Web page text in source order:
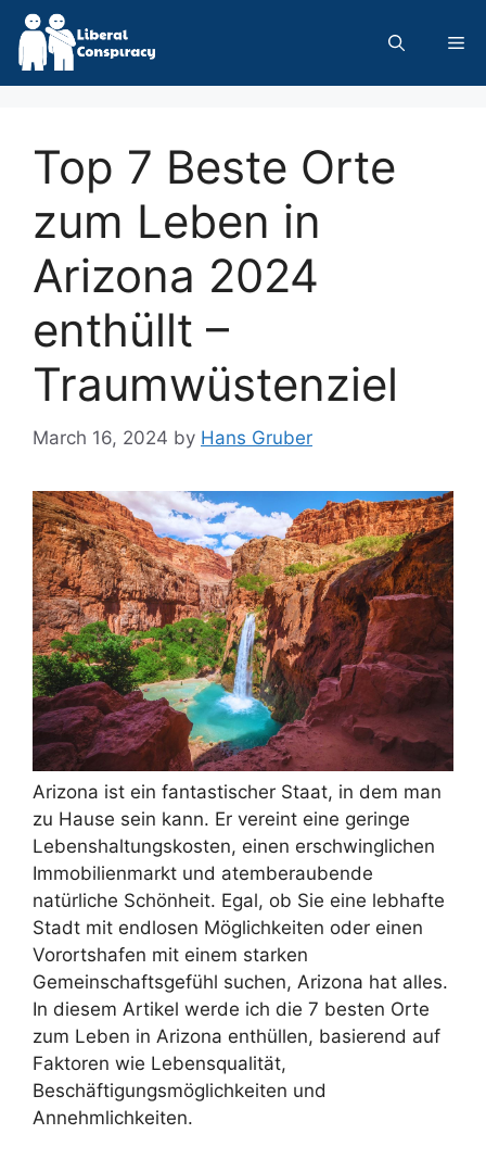
Skip
content
Top 7 Beste Orte
zum Leben in
Arizona 2024
enthüllt –
Traumwüstenziel
March 16, 2024 by Hans Gruber
Arizona ist ein fantastischer Staat, in dem man
zu Hause sein kann. Er vereint eine geringe
Lebenshaltungskosten, einen erschwinglichen
Immobilienmarkt und atemberaubende
natürliche Schönheit. Egal, ob Sie eine lebhafte
Stadt mit endlosen Möglichkeiten oder einen
Vorortshafen mit einem starken
Gemeinschaftsgefühl suchen, Arizona hat alles.
In diesem Artikel werde ich die 7 besten Orte
zum Leben in Arizona enthüllen, basierend auf
Faktoren wie Lebensqualität,
Beschäftigungsmöglichkeiten und
Annehmlichkeiten.